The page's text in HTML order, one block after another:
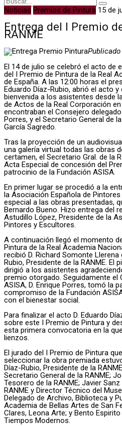
Noticias Premios de Pintura 15 de
Entrega del I Premio
RANME
El 14 de julio se celebró el acto de
del I Premio de Pintura de la Real
de España. A las 12:00 horas el
Eduardo Díaz-Rubio, abrió el acto
bienvenida a los asistentes desde
de Actos de la Real Corporación
encontraban el Consejero delegado
Porres, y el Secretario General de
García Sagredo.
Tras la proyección de un
una galería virtual todas las obras
certamen, el Secretario Gral. de la
Acta Especial de concesión del
patrocinio de la Fundación ASISA.
En primer lugar se procedió a la
la Asociación Española de
especial a las obras presentadas,
Bernardo Bueno. Hizo entrega del
Astudillo López, Presidente de la
Pintores y Escultores.
A continuación llegó el momento
Pintura de la Real Academia
recibió D. Richard Somonte
Rubio, Presidente de la RANME. El
dirigió a los asistentes
premio otorgado. Seguidamente el
ASISA, D. Enrique Porres, tomó la
compromiso de la Fundación
con el bienestar social.
Para finalizar el acto D. Eduardo
sobre este I Premio de Pintura y
esta primera convocatoria en la
lienzos.
El jurado del I Premio de Pintura
seleccionar la obra premiada
Díaz-Rubio, Presidente de la
Secretario General de la RANME;
Tesorero de la RANME; Javier
RANME y Director Técnico del
Delegado de Archivo, Biblioteca y
Academia de Bellas Artes de San
Clares, Leona Arte; y Bento
Tiempos Modernos.